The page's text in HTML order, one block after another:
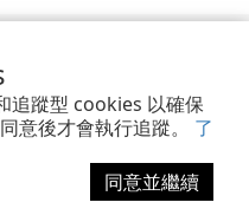
追蹤型 cookies 以確保
意後才會執行追蹤。 了
同意並繼續
立即購買
司│統編：83793718
866號9樓